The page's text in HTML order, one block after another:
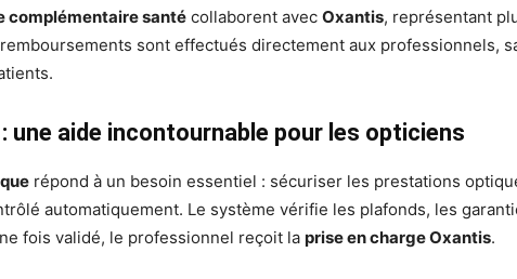
complémentaire santé collaborent avec Oxantis, représentant
sont effectués directement aux professionnels,
une aide incontournable pour les opticiens
répond à un besoin essentiel : sécuriser les prestations
automatiquement. Le système vérifie les plafonds, les
fois validé, le professionnel reçoit la prise en charge Oxantis.